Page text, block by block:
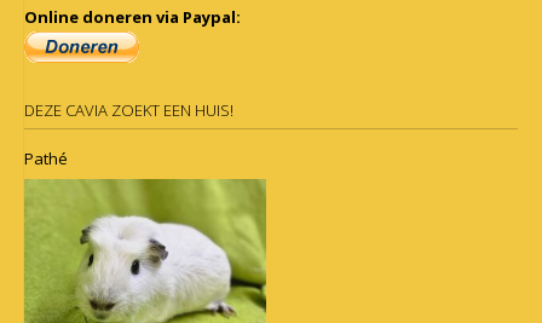
Online doneren via Paypal:
DEZE CAVIA ZOEKT EEN HUIS!
Pathé